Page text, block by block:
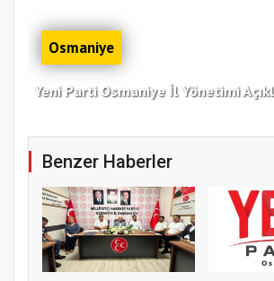
Osmaniye
Yeni Parti Osmaniye İl Yönetimi
Benzer Haberler